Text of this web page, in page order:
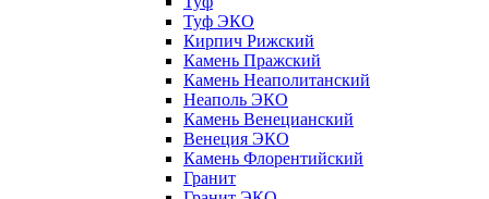
Туф ЭКО
Кирпич Рижский
Камень Пражский
Камень Неаполитанский
Неаполь ЭКО
Камень Венецианский
Венеция ЭКО
Камень Флорентийский
Гранит